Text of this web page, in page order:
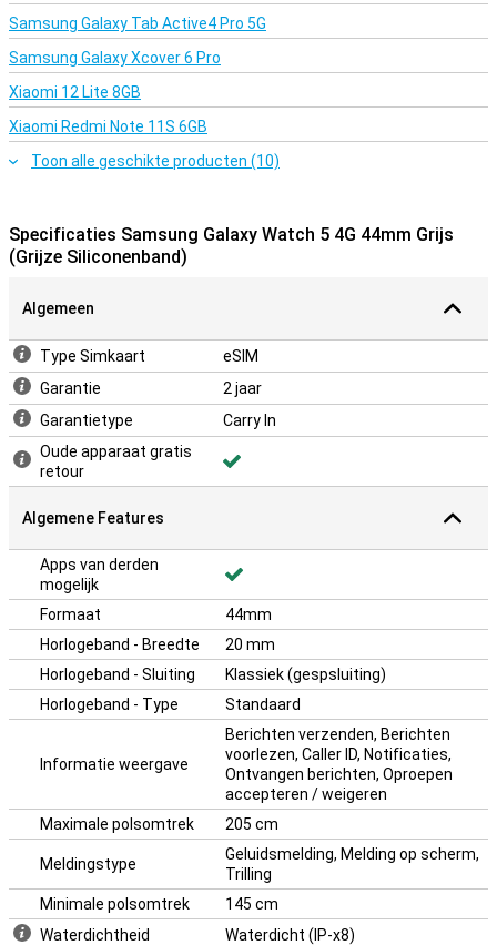
Samsung Galaxy Tab Active4 Pro 5G
Samsung Galaxy Xcover 6 Pro
Xiaomi 12 Lite 8GB
Xiaomi Redmi Note 11S 6GB
Toon alle geschikte producten (10)
Specificaties Samsung Galaxy Watch 5 4G 44mm Grijs
(Grijze Siliconenband)
Algemeen
Type Simkaart
eSIM
Garantie
2 jaar
Garantietype
Carry In
Oude apparaat gratis
retour
Algemene Features
Apps van derden
mogelijk
Formaat
44mm
Horlogeband - Breedte
20 mm
Horlogeband - Sluiting
Klassiek (gespsluiting)
Horlogeband - Type
Standaard
Informatie weergave
Berichten verzenden, Berichten
voorlezen, Caller ID, Notificaties,
Ontvangen berichten, Oproepen
accepteren / weigeren
Maximale polsomtrek
205 cm
Meldingstype
Geluidsmelding, Melding op scherm,
Trilling
Minimale polsomtrek
145 cm
Waterdichtheid
Waterdicht (IP-x8)